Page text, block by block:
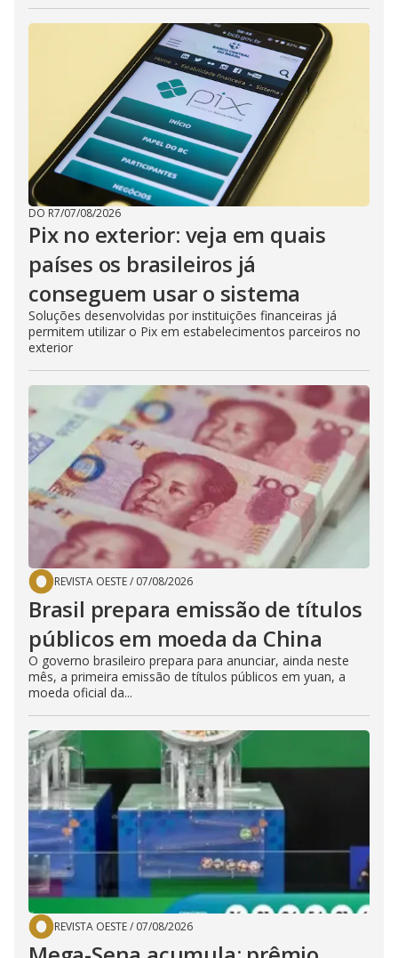
DO R7/07/08/2026
Pix no exterior: veja em quais
países os brasileiros já
conseguem usar o sistema
Soluções desenvolvidas por instituições financeiras já
permitem utilizar o Pix em estabelecimentos parceiros no
exterior
REVISTA OESTE/ 07/08/2026
Brasil prepara emissão de títulos
públicos em moeda da China
O governo brasileiro prepara para anunciar, ainda neste
mês, a primeira emissão de títulos públicos em yuan, a
moeda oficial da...
REVISTA OESTE/ 07/08/2026